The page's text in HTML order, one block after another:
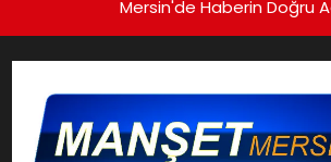
Mersin'de Haberin Doğru